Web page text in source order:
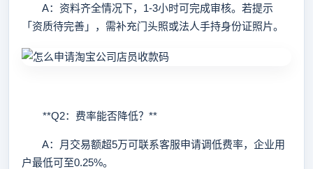
A：资料齐全情况下，1-3小时可完成审核。若提示
「资质待完善」，需补充门头照或法人手持身份证照片。
**Q2：费率能否降低？**
A：月交易额超5万可联系客服申请调低费率，企业用
户最低可至0.25%。